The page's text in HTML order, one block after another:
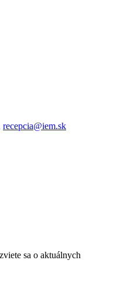
recepcia@iem.sk
sa o aktuálnych